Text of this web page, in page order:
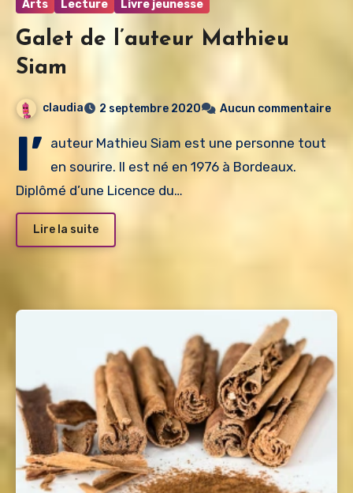
Arts Lecture Livre jeunesse
Galet de l’auteur Mathieu
Siam
claudia 2 septembre 2020 Aucun commentaire
l’ auteur Mathieu Siam est une personne tout
en sourire. Il est né en 1976 à Bordeaux.
Diplômé d’une Licence du…
Lire la suite